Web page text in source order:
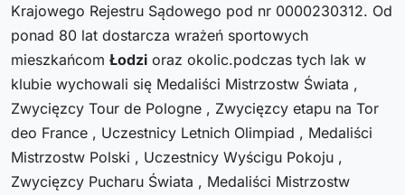
Krajowego Rejestru Sądowego pod nr 0000230312. Od
ponad 80 lat dostarcza wrażeń sportowych
mieszkańcom Łodzi oraz okolic.podczas tych lak w
klubie wychowali się Medaliści Mistrzostw Świata ,
Zwycięzcy Tour de Pologne , Zwycięzcy etapu na Tor
deo France , Uczestnicy Letnich Olimpiad , Medaliści
Mistrzostw Polski , Uczestnicy Wyścigu Pokoju ,
Zwycięzcy Pucharu Świata , Medaliści Mistrzostw